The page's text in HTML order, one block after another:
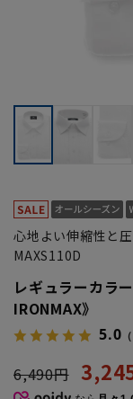
心地よい伸縮性と
MAXS110D
レギュラーカラ
IRONMAX》
5.0
6,490円